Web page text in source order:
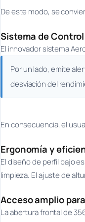
De este modo, se
Sistema de
El innovador sistema
Por un lado, emite
desviación del
En consecuencia, el
Ergonomía y
El diseño de perfil bajo
limpieza. El ajuste de
Acceso amplio
La abertura frontal de